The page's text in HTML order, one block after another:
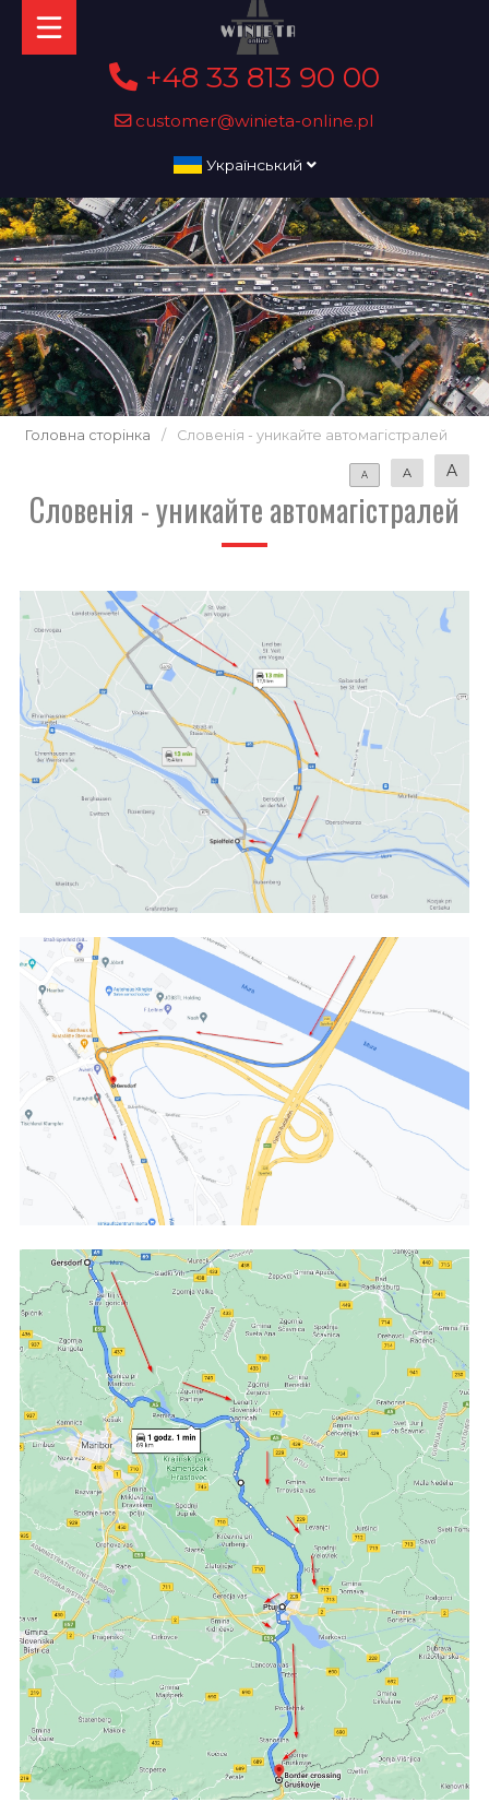
+48 33 813 90 00
customer@winieta-online.pl
Український
Головна сторінка / Словенія - уникайте автомагістралей
A A A
Словенія - уникайте автомагістралей